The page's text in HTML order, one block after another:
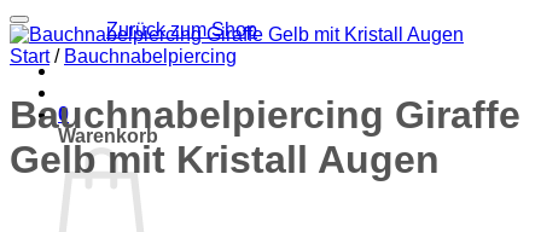
Zurück zum Shop
0
Warenkorb
Zur Wunschliste hinzufügen
Start / Bauchnabelpiercing
Bauchnabelpiercing Giraffe
Gelb mit Kristall Augen